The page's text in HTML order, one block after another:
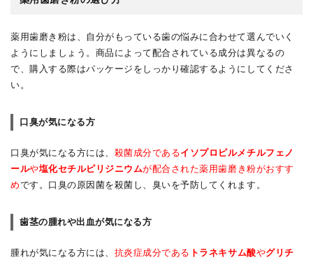
薬用歯磨き粉は、自分がもっている歯の悩みに合わせて選んでいく
ようにしましょう。商品によって配合されている成分は異なるの
で、購入する際はパッケージをしっかり確認するようにしてくださ
い。
口臭が気になる方
口臭が気になる方には、 殺菌成分であるイソプロピルメチルフェノ
ールや塩化セチルピリジニウムが配合された薬用歯磨き粉がおすす
めです。口臭の原因菌を殺菌し、臭いを予防してくれます。
歯茎の腫れや出血が気になる方
腫れが気になる方には、 抗炎症成分である トラネキサム酸やグリチ